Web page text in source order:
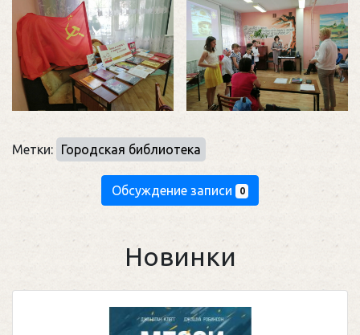
Метки: Городская библиотека
Обсуждение записи 0
Новинки